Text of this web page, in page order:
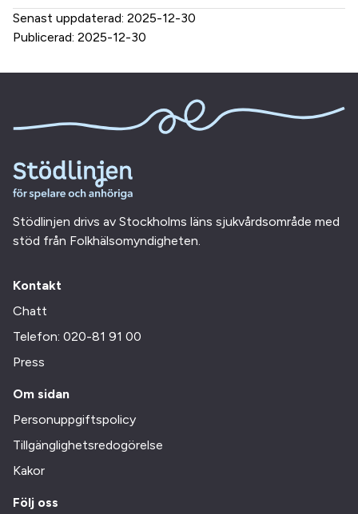
Senast uppdaterad: 2025-12-30
Publicerad: 2025-12-30
Stödlinjen drivs av Stockholms läns sjukvårdsområde med
stöd från Folkhälsomyndigheten.
Kontakt
Chatt
Telefon: 020-81 91 00
Press
Om sidan
Personuppgiftspolicy
Tillgänglighetsredogörelse
Kakor
Följ oss